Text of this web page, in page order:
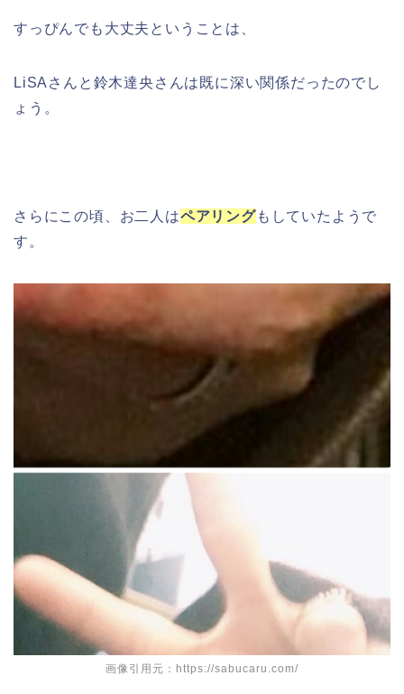
すっぴんでも大丈夫ということは、
LiSAさんと鈴木達央さんは既に深い関係だったのでし
ょう。
さらにこの頃、お二人はペアリングもしていたようで
す。
画像引用元：https://sabucaru.com/